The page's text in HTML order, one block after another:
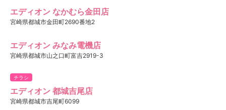
エディオン なかむら金田店
宮崎県都城市金田町2690番地2
エディオン みなみ電機店
宮崎県都城市山之口町富吉2919-3
チラシ
エディオン 都城吉尾店
宮崎県都城市吉尾町6099